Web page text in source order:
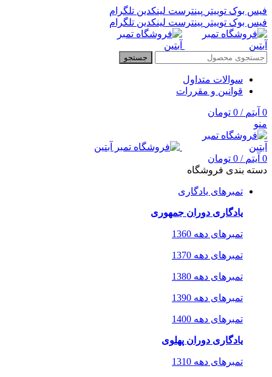
فیس بوک توییتر پینترست لینکدین تلگرام
فیس بوک توییتر پینترست لینکدین تلگرام
جستجو
سوالات متداول
قوانین و مقررات
0 آیتم /
0 تومان
منو
0 آیتم /
0 تومان
دسته بندی فروشگاه
تمبرهای یادگاری
یادگاری دوران جمهوری
تمبرهای دهه 1360
تمبرهای دهه 1370
تمبرهای دهه 1380
تمبرهای دهه 1390
تمبرهای دهه 1400
یادگاری دوران پهلوی
تمبرهای دهه 1310